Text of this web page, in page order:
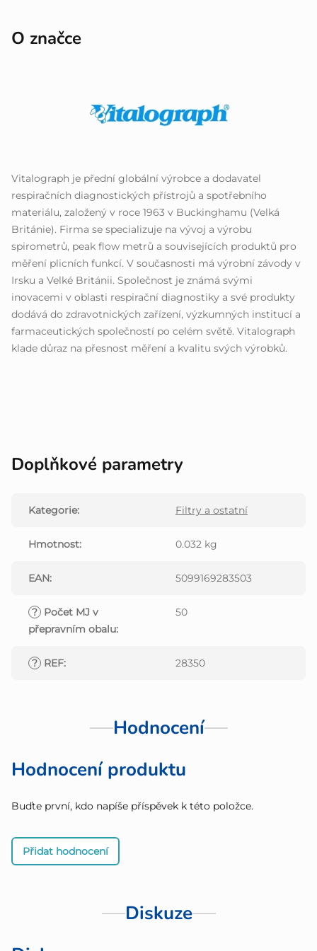
O značce
Vitalograph je přední globální výrobce a dodavatel
respiračních diagnostických přístrojů a spotřebního
materiálu, založený v roce 1963 v Buckinghamu (Velká
Británie). Firma se specializuje na vývoj a výrobu
spirometrů, peak flow metrů a souvisejících produktů pro
měření plicních funkcí. V současnosti má výrobní závody v
Irsku a Velké Británii. Společnost je známá svými
inovacemi v oblasti respirační diagnostiky a své produkty
dodává do zdravotnických zařízení, výzkumných institucí a
farmaceutických společností po celém světě. Vitalograph
klade důraz na přesnost měření a kvalitu svých výrobků.
Doplňkové parametry
Kategorie: Filtry a ostatní
Hmotnost: 0.032 kg
EAN: 5099169283503
? Počet MJ v
přepravním obalu:
50
? REF: 28350
Hodnocení
Hodnocení produktu
Buďte první, kdo napíše příspěvek k této položce.
Přidat hodnocení
Diskuze